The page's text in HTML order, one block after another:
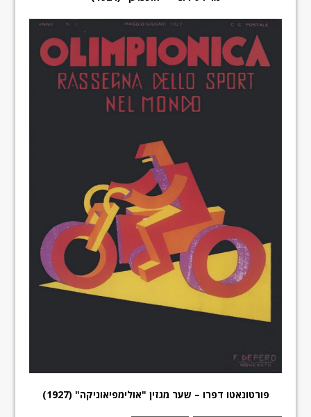
פורטונאטו דפרו – שער מגזין "אולימפיאוניקה" (1927)